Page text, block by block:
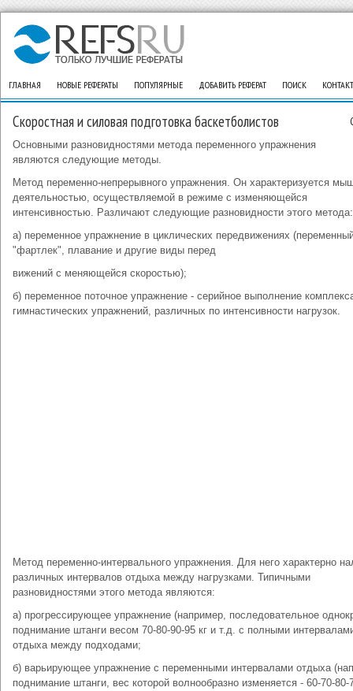
ГЛАВНАЯ НОВЫЕ РЕФЕРАТЫ ПОПУЛЯРНЫЕ ДОБАВИТЬ РЕФЕРАТ ПОИСК
Скоростная и силовая подготовка баскетболистов
Основными разновидностями метода переменного упражнения
являются следующие методы.
Метод переменно-непрерывного упражнения. Он характеризуется
деятельностью, осуществляемой в режиме с изменяющейся
интенсивностью. Различают следующие разновидности этого метода:
а) переменное упражнение в циклических передвижениях
"фартлек", плавание и другие виды перед
вижений с меняющейся скоростью);
б) переменное поточное упражнение - серийное выполнение
гимнастических упражнений, различных по интенсивности нагрузок.
Метод переменно-интервального упражнения. Для него характерно
различных интервалов отдыха между нагрузками. Типичными
разновидностями этого метода являются:
а) прогрессирующее упражнение (например, последовательное
поднимание штанги весом 70-80-90-95 кг и т.д. с полными
отдыха между подходами;
б) варьирующее упражнение с переменными интервалами отдыха
поднимание штанги, вес которой волнообразно изменяется - 60-70-80-